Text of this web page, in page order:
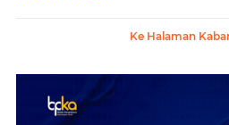
Ke Halaman